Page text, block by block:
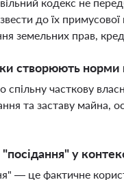
до їх
земельних прав,
створюють норми
часткову
та заставу майна,
у
— це фактичне